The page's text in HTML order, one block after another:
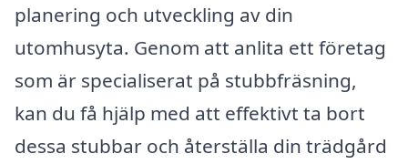
planering och utveckling av din
utomhusyta. Genom att anlita ett företag
som är specialiserat på stubbfräsning,
kan du få hjälp med att effektivt ta bort
dessa stubbar och återställa din trädgård